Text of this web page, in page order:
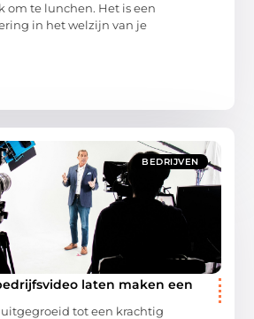
om te lunchen. Het is een
in het welzijn van je
BEDRIJVEN
laten maken een
uitgegroeid tot een krachtig